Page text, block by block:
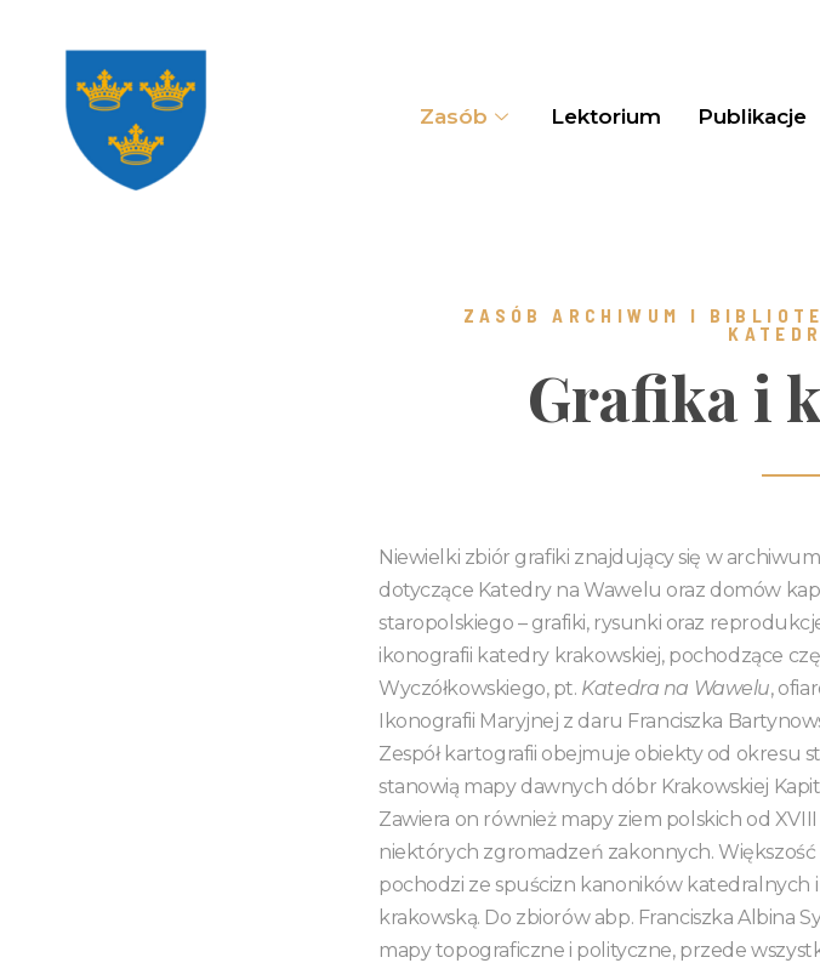
Zasób Lektorium Publikacje
ZASÓB ARCHIWUM I
Grafika i
Niewielki zbiór grafiki znajdujący się w
dotyczące Katedry na Wawelu oraz domów
staropolskiego – grafiki, rysunki oraz
ikonografii katedry krakowskiej, pochodzące
Wyczółkowskiego, pt. Katedra na Wawelu,
Ikonografii Maryjnej z daru Franciszka
Zespół kartografii obejmuje obiekty od okresu
stanowią mapy dawnych dóbr Krakowskiej
Zawiera on również mapy ziem polskich od
niektórych zgromadzeń zakonnych.
pochodzi ze spuścizn kanoników
krakowską. Do zbiorów abp. Franciszka Albina
mapy topograficzne i polityczne, przede